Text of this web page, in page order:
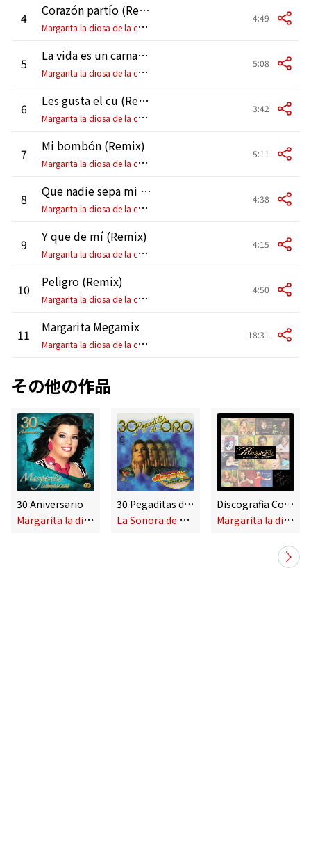
4
Corazón partío (Remix)
M
argarita la diosa de la cumbia
4:49
5
La vida es un carnaval (Remix)
M
argarita la diosa de la cumbia
5:08
6
Les gusta el cu (Remix)
M
argarita la diosa de la cumbia
3:42
7
Mi bombón (Remix)
M
argarita la diosa de la cumbia
5:11
8
Que nadie sepa mi sufrir (Remix)
M
argarita la diosa de la cumbia
4:38
9
Y que de mí (Remix)
M
argarita la diosa de la cumbia
4:15
10
Peligro (Remix)
M
argarita la diosa de la cumbia
4:50
11
Margarita Megamix
M
argarita la diosa de la cumbia
18:31
その他の作品
30 Aniversario
M
argarita la diosa de la cumbia
30 Pegaditas de Oro
L
a Sonora de Margarita
Discografia Completa
M
argarita la diosa de la cumbia